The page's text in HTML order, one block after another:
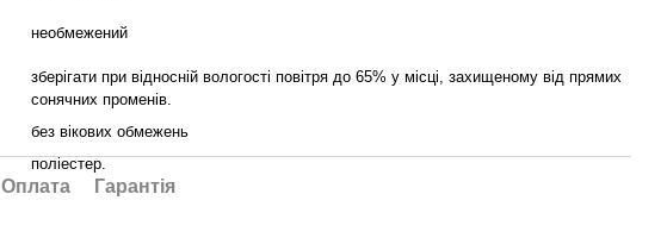
необмежений
зберігати при відносній вологості повітря до 65% у місці, захищеному від прямих
сонячних променів.
без вікових обмежень
поліестер.
Оплата Гарантія